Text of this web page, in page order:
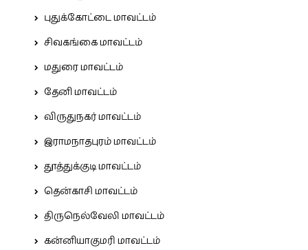
புதுக்கோட்டை மாவட்டம்
சிவகங்கை மாவட்டம்
மதுரை மாவட்டம்
தேனி மாவட்டம்
விருதுநகர் மாவட்டம்
இராமநாதபுரம் மாவட்டம்
தூத்துக்குடி மாவட்டம்
தென்காசி மாவட்டம்
திருநெல்வேலி மாவட்டம்
கன்னியாகுமரி மாவட்டம்